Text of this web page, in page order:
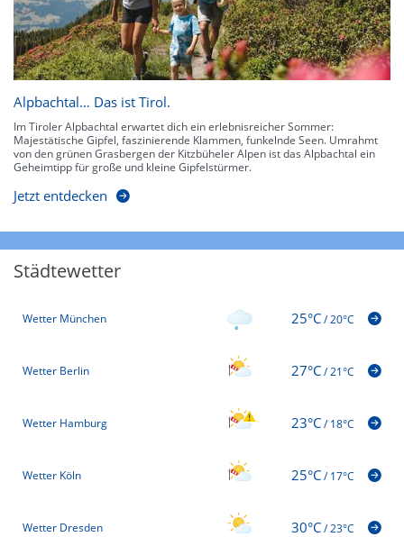
Alpbachtal… Das ist Tirol.
Im Tiroler Alpbachtal erwartet dich ein erlebnisreicher Sommer:
Majestätische Gipfel, faszinierende Klammen, funkelnde Seen. Umrahmt
von den grünen Grasbergen der Kitzbüheler Alpen ist das Alpbachtal ein
Geheimtipp für große und kleine Gipfelstürmer.
Jetzt entdecken
Städtewetter
Wetter München 25°C/20°C
Wetter Berlin 27°C/21°C
Wetter Hamburg 23°C/18°C
Wetter Köln 25°C/17°C
Wetter Dresden 30°C/23°C